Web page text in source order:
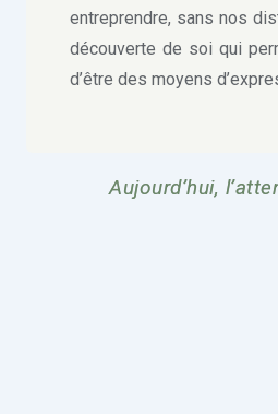
entreprendre, sans nos
découverte de soi qui
d’être des moyens
Aujourd’hui,